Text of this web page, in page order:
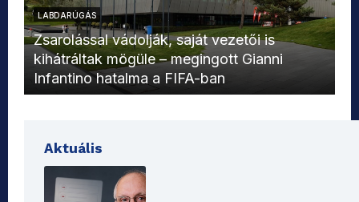
LABDARÚGÁS
Zsarolással vádolják, saját vezetői is
kihátráltak mögüle – megingott Gianni
Infantino hatalma a FIFA-ban
Aktuális